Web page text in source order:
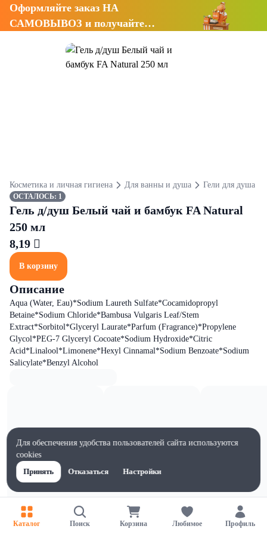
Оформляйте заказ НА
САМОВЫВОЗ и получайте
Косметика и личная гигиена Для ванны и душа Гели для душа
ОСТАЛОСЬ: 1
Гель д/душ Белый чай и бамбук FA Natural
250 мл
8,19 
В корзину
Описание
Aqua (Water, Eau)*Sodium Laureth Sulfate*Cocamidopropyl
Betaine*Sodium Chloride*Bambusa Vulgaris Leaf/Stem
Extract*Sorbitol*Glyceryl Laurate*Parfum (Fragrance)*Propylene
Glycol*PEG-7 Glyceryl Cocoate*Sodium Hydroxide*Citric
Acid*Linalool*Limonene*Hexyl Cinnamal*Sodium Benzoate*Sodium
Salicylate*Benzyl Alcohol
Каталог Поиск Корзина Любимое Профиль
Для обеспечения удобства пользователей сайта используются
cookies
Принять
Отказаться Настройки